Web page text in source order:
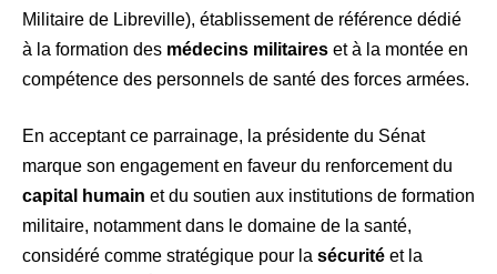
Militaire de Libreville), établissement de référence dédié
à la formation des médecins militaires et à la montée en
compétence des personnels de santé des forces armées.
En acceptant ce parrainage, la présidente du Sénat
marque son engagement en faveur du renforcement du
capital humain et du soutien aux institutions de formation
militaire, notamment dans le domaine de la santé,
considéré comme stratégique pour la sécurité et la